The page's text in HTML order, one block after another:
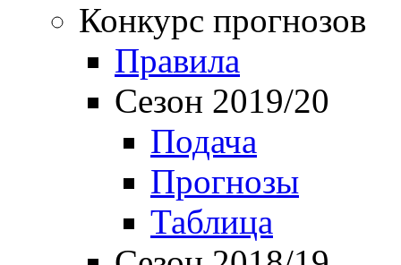
Конкурс прогнозов
Правила
Сезон 2019/20
Подача
Прогнозы
Таблица